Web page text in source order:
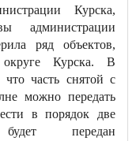
Курска,
администрации
ряд объектов,
Курска. В
что часть снятой с
можно передать
в порядок две
передан